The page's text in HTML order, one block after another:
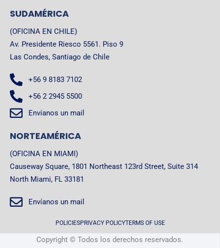
SUDAMÉRICA
(OFICINA EN CHILE)
Av. Presidente Riesco 5561. Piso 9
Las Condes, Santiago de Chile
+56 9 8183 7102
+56 2 2945 5500
Envíanos un mail
NORTEAMÉRICA
(OFICINA EN MIAMI)
Causeway Square, 1801 Northeast 123rd Street, Suite 314
North Miami, FL 33181
Envíanos un mail
POLICIESPRIVACY POLICYTERMS OF USE
Copyright © Todos los derechos reservados.